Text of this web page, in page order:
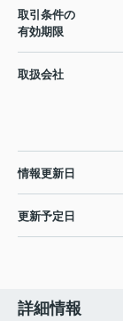
取引条件の
有効期限
取扱会社
情報更新日
更新予定日
詳細情報